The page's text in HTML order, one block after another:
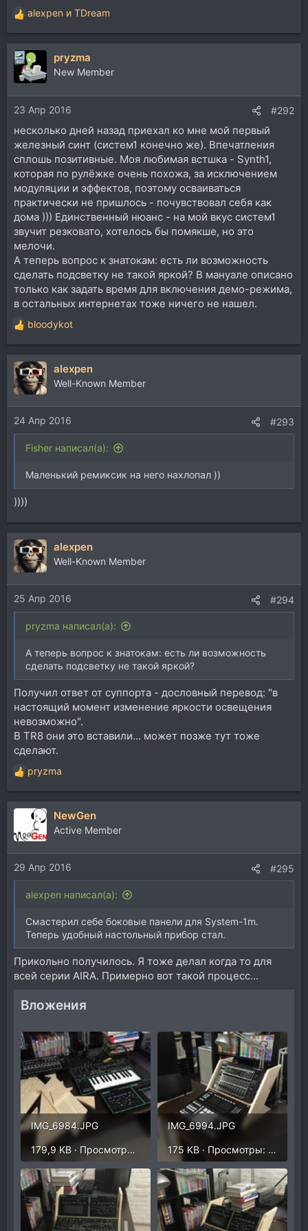
Р
е
а
к
и
и
:
alexpen и TDream
pryzma
New Member
23 Апр 2016 #292
несколько дней назад приехал ко мне мой первый
железный синт (систем1 конечно же). Впечатления
сплошь позитивные. Моя любимая встшка - Synth1,
которая по рулёжке очень похожа, за исключением
модуляции и эффектов, поэтому осваиваться
практически не пришлось - почувствовал себя как
дома ))) Единственный нюанс - на мой вкус систем1
звучит резковато, хотелось бы помякше, но это
мелочи.
А теперь вопрос к знатокам: есть ли возможность
сделать подсветку не такой яркой? В мануале описано
только как задать время для включения демо-режима,
в остальных интернетах тоже ничего не нашел.
Р
е
а
к
ц
и
и
:
bloodykot
alexpen
Well-Known Member
24 Апр 2016 #293
Fisher написал(а):
Маленький ремиксик на него нахлопал ))
))))
alexpen
Well-Known Member
25 Апр 2016 #294
pryzma написал(а):
А теперь вопрос к знатокам: есть ли возможность
сделать подсветку не такой яркой?
Получил ответ от суппорта - дословный перевод: "в
настоящий момент изменение яркости освещения
невозможно".
В TR8 они это вставили... может позже тут тоже
сделают.
Р
е
а
и
и
:
pryzma
NewGen
Active Member
29 Апр 2016 #295
alexpen написал(а):
Смастерил себе боковые панели для System-1m.
Теперь удобный настольный прибор стал.
Прикольно получилось. Я тоже делал когда то для
всей серии AIRA. Примерно вот такой процесс...
Вложения
IMG_6984.JPG
179,9 KB · Просмотры: 258
IMG_6994.JPG
175 KB · Просмотры: 260